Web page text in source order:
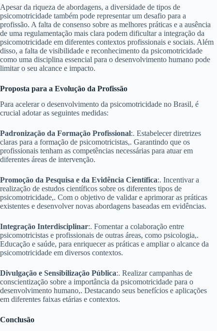
Apesar da riqueza de abordagens, a diversidade de tipos de
psicomotricidade também pode representar um desafio para a
profissão. A falta de consenso sobre as melhores práticas e a ausência
de uma regulamentação mais clara podem dificultar a integração da
psicomotricidade em diferentes contextos profissionais e sociais. Além
disso, a falta de visibilidade e reconhecimento da psicomotricidade
como uma disciplina essencial para o desenvolvimento humano pode
limitar o seu alcance e impacto.
Proposta para a Evolução da Profissão
Para acelerar o desenvolvimento da psicomotricidade no Brasil, é
crucial adotar as seguintes medidas:
Padronização da Formação Profissional:. Estabelecer diretrizes
claras para a formação de psicomotricistas,. Garantindo que os
profissionais tenham as competências necessárias para atuar em
diferentes áreas de intervenção.
Promoção da Pesquisa e da Evidência Científica:. Incentivar a
realização de estudos científicos sobre os diferentes tipos de
psicomotricidade,. Com o objetivo de validar e aprimorar as práticas
existentes e desenvolver novas abordagens baseadas em evidências.
Integração Interdisciplinar:. Fomentar a colaboração entre
psicomotricistas e profissionais de outras áreas, como psicologia,.
Educação e saúde, para enriquecer as práticas e ampliar o alcance da
psicomotricidade em diversos contextos.
Divulgação e Sensibilização Pública:. Realizar campanhas de
conscientização sobre a importância da psicomotricidade para o
desenvolvimento humano,. Destacando seus benefícios e aplicações
em diferentes faixas etárias e contextos.
Conclusão